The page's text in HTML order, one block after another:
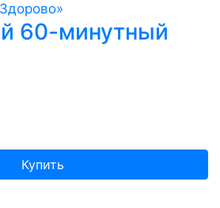
60-минутный
Купить